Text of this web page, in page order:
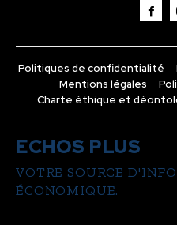
Politiques de confidentialité
Mentions légales
Charte éthique et
ECHOS PLUS
VOTRE SOURCE
ÉCONOMIQUE.